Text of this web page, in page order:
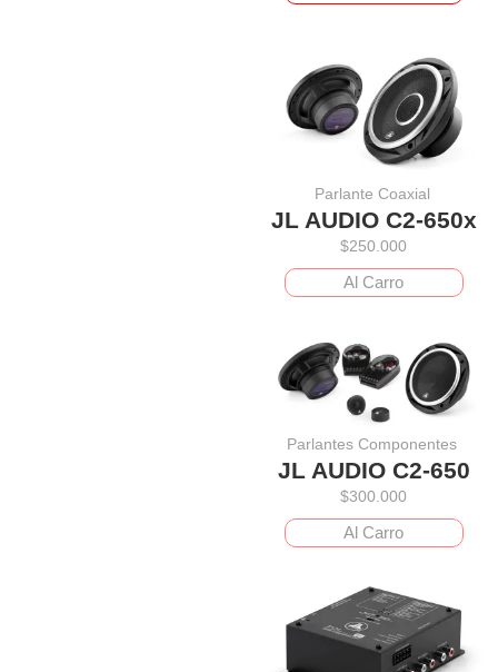
Parlante Coaxial
JL AUDIO C2-650x
$250.000
Al Carro
Parlantes Componentes
JL AUDIO C2-650
$300.000
Al Carro